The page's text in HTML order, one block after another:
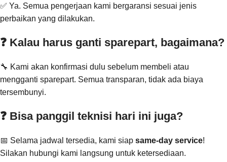
✅ Ya. Semua pengerjaan kami bergaransi sesuai jenis
perbaikan yang dilakukan.
❓ Kalau harus ganti sparepart, bagaimana?
🔧 Kami akan konfirmasi dulu sebelum membeli atau
mengganti sparepart. Semua transparan, tidak ada biaya
tersembunyi.
❓ Bisa panggil teknisi hari ini juga?
📅 Selama jadwal tersedia, kami siap same-day service!
Silakan hubungi kami langsung untuk ketersediaan.